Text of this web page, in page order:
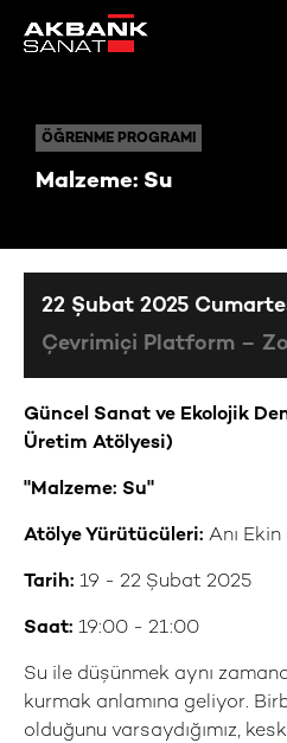
ÖĞRENME PROGRAMI
Malzeme: Su
ÖĞRENME PROGRAMI
Güncel Sanat ve Ekolojik
Üretim Atölyesi)
"Malzeme: Su"
Atölye Yürütücüleri: Anı
Tarih: 19 - 22 Şubat 2025
Saat: 19:00 - 21:00
Su ile düşünmek aynı
kurmak anlamına geliyor.
olduğunu varsaydığımız,
22 Şubat 2025
Çevrimiçi Platform –